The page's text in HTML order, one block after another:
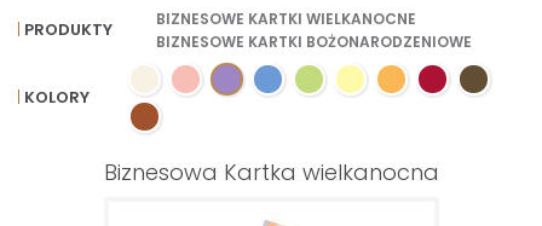
PRODUKTY
BIZNESOWE KARTKI WIELKANOCNE
BIZNESOWE KARTKI BOŻONARODZENIOWE
KOLORY
Biznesowa Kartka wielkanocna